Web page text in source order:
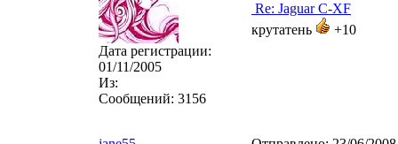
Дата регистрации:
01/11/2005
Из:
Сообщений: 3156
Re: Jaguar C-XF
крутатень
+10